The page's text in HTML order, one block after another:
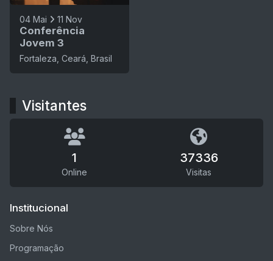
04 Mai 11 Nov
Conferência
Jovem 3
Fortaleza, Ceará, Brasil
Visitantes
1
Online
37336
Visitas
Institucional
Sobre Nós
Programação